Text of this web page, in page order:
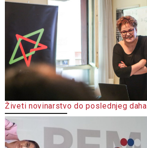
Živeti novinarstvo do poslednjeg daha